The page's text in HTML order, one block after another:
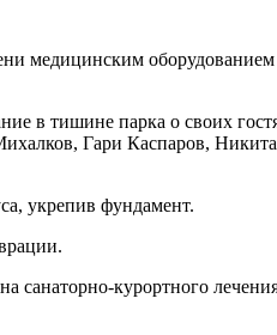
оборудованием
в тишине парка о своих
Гари Каспаров,
укрепив фундамент.
курортного